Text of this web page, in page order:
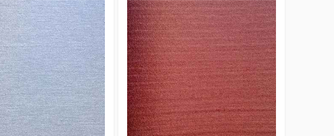
Коллекция:Nuance
Бренд:Print4
Под заказ
Коллекция:Raffaello
Бренд:Print4
В наличии